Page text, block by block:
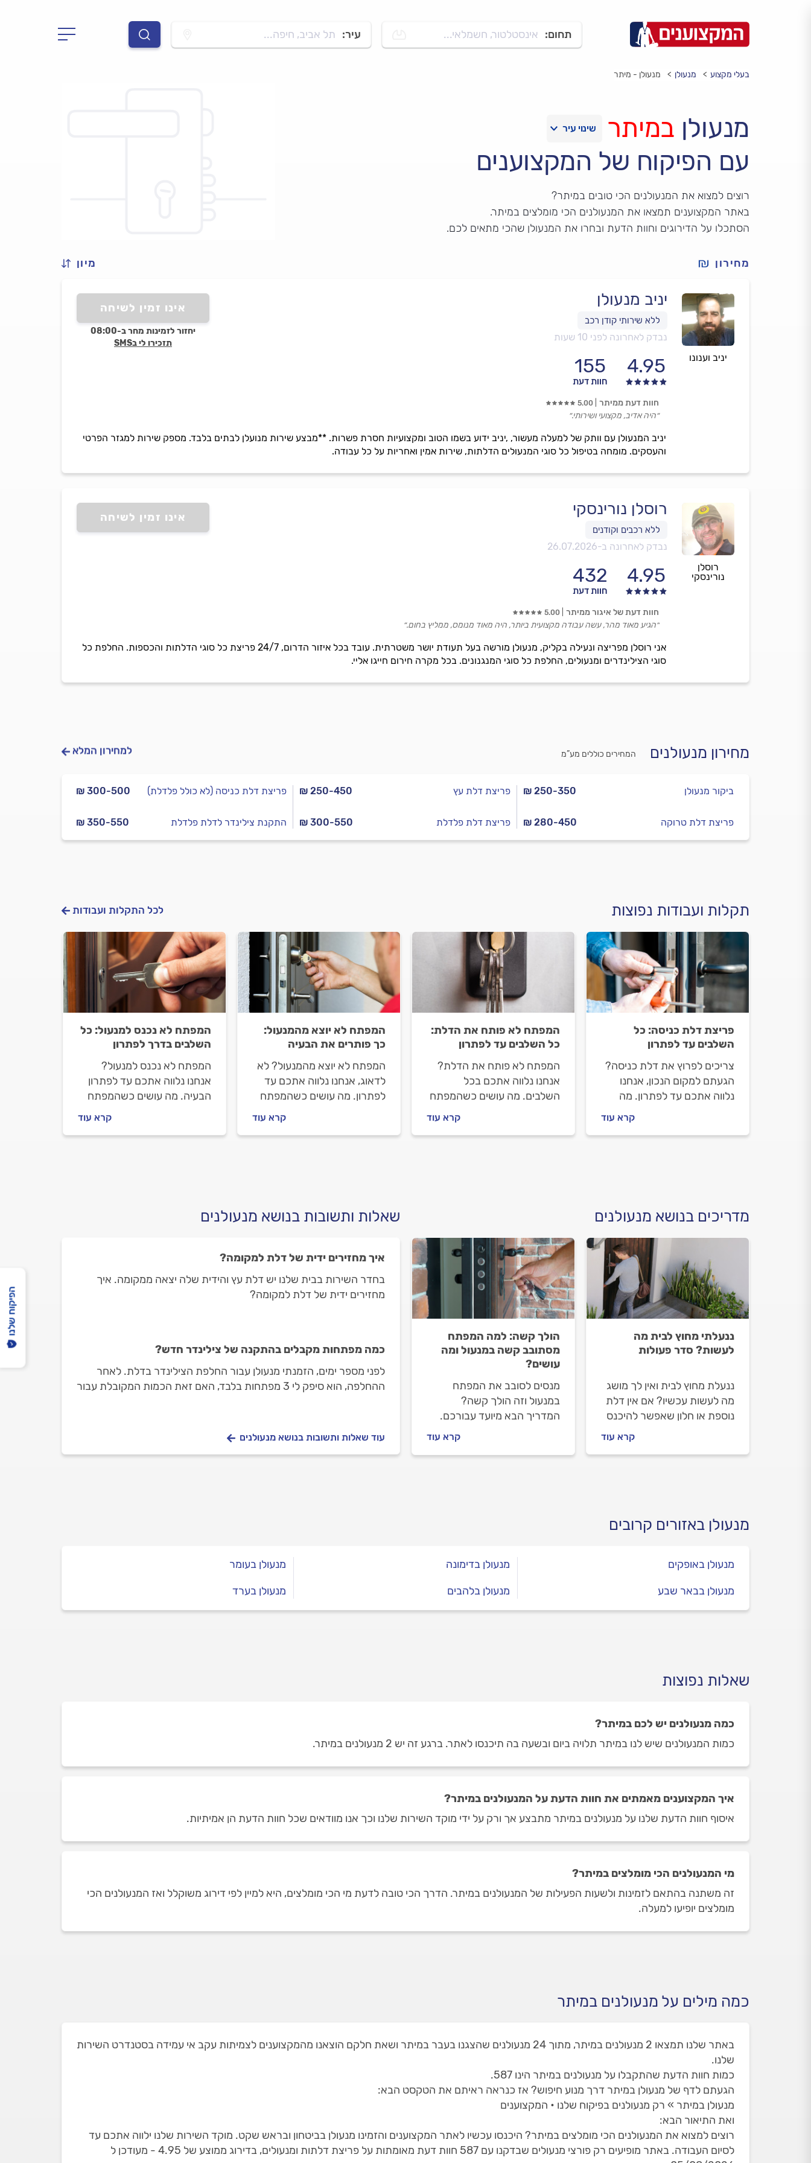
תחום: אינסטלטור, חשמלאי... עיר: תל אביב, חיפה...
בעלי מקצוע מנעולן מנעולן - מיתר
מנעולן במיתר
עם הפיקוח של המקצוענים
רוצים למצוא את המנעולנים הכי טובים במיתר?
באתר המקצוענים תמצאו את המנעולנים הכי מומלצים במיתר.
הסתכלו על הדירוגים וחוות הדעת ובחרו את המנעולן שהכי מתאים לכם.
מחירון מיון
יניב וענונו
יניב מנעולן
נבדק לאחרונה לפני 10 שעות
4.95
155
חוות דעת
אינו זמין לשיחה
יחזור לזמינות מחר ב-08:00
תזכירו לי בSMS
יניב המנעולן עם וותק של למעלה מעשור, ,יניב ידוע בשמו הטוב ומקצועיות חסרת פשרות. **מבצע שירות מנועלן לבתים בלבד. מספק שירות למגזר הפרטי
והעסקים. מומחה בטיפול כל סוגי המנעולים הדלתות, שירות אמין ואחריות על כל עבודה.
חוות דעת ממיתר 5.00
״היה אדיב, מקצועי ושירותי.״
רוסלן
נורינסקי
רוסלן נורינסקי
נבדק לאחרונה ב-26.07.2026
4.95
432
חוות דעת
אינו זמין לשיחה
אני רוסלן מפריצה ונעילה בקליק, מנעולן מורשה בעל תעודת יושר משטרתית. עובד בכל איזור הדרום, 24/7 פריצת כל סוגי הדלתות והכספות. החלפת כל
סוגי הצילינדרים ומנעולים, החלפת כל סוגי המנגנונים. בכל מקרה חירום חייגו אליי.
חוות דעת של איגור ממיתר 5.00
״הגיע מאוד מהר, עשה עבודה מקצועית ביותר, היה מאוד מנומס, ממליץ בחום.״
מחירון מנעולנים המחירים כוללים מע”מ למחירון המלא
₪ 250-350 ביקור מנעולן
₪ 280-450 פריצת דלת טרוקה
₪ 250-450 פריצת דלת עץ
₪ 300-550 פריצת דלת פלדלת
₪ 300-500 פריצת דלת כניסה (לא כולל פלדלת)
₪ 350-550 התקנת צילינדר לדלת פלדלת
תקלות ועבודות נפוצות לכל התקלות ועבודות
פריצת דלת כניסה: כל
השלבים עד לפתרון
צריכים לפרוץ את דלת כניסה?
הגעתם למקום הנכון, אנחנו
נלווה אתכם עד לפתרון. מה
כניסה, איך מתנהלים מול
המנעולן וכמה תעלה פריצת
קרא עוד
המפתח לא פותח את הדלת:
כל השלבים עד לפתרון
המפתח לא פותח את הדלת?
אנחנו נלווה אתכם בכל
השלבים. מה עושים כשהמפתח
מתנהלים מול המנעולן וכמה
תעלה העבודה? התשובות
קרא עוד
המפתח לא יוצא מהמנעול:
כך פותרים את הבעיה
המפתח לא יוצא מהמנעול? לא
לדאוג, אנחנו נלווה אתכם עד
לפתרון. מה עושים כשהמפתח
מול המנעולן וכמה העבודה
עולה? כל התשובות לפניכם.
קרא עוד
המפתח לא נכנס למנעול: כל
השלבים בדרך לפתרון
המפתח לא נכנס למנעול?
אנחנו נלווה אתכם עד לפתרון
הבעיה. מה עושים כשהמפתח
מול המנעולן וכמה העבודה
עולה? כל התשובות לפניכם.
קרא עוד
מדריכים בנושא מנעולנים
ננעלתי מחוץ לבית מה
לעשות? סדר פעולות
ננעלת מחוץ לבית ואין לך מושג
מה לעשות עכשיו? אם אין דלת
נוספת או חלון שאפשר להיכנס
מנעולן. איזה מידע יש לספק לו
קרא עוד
הולך קשה: למה המפתח
מסתובב קשה במנעול ומה
עושים?
מנסים לסובב את המפתח
במנעול וזה הולך קשה?
המדריך הבא מיועד עבורכם.
שמזמינים מנעולן מקצועי?
המקצוענים עם כל התשובות.
קרא עוד
שאלות ותשובות בנושא מנעולנים
איך מחזירים ידית של דלת למקומה?
בחדר השירות בבית שלנו יש דלת עץ והידית שלה יצאה ממקומה. איך
מחזירים ידית של דלת למקומה?
כמה מפתחות מקבלים בהתקנה של צילינדר חדש?
לפני מספר ימים, הזמנתי מנעולן עבור החלפת הצילינדר בדלת. לאחר
ההחלפה, הוא סיפק לי 3 מפתחות בלבד, האם זאת הכמות המקובלת עבור
עוד שאלות ותשובות בנושא מנעולנים
מנעולן באזורים קרובים
מנעולן באופקים
מנעולן בבאר שבע
מנעולן בדימונה
מנעולן בלהבים
מנעולן בעומר
מנעולן בערד
שאלות נפוצות
כמה מנעולנים יש לכם במיתר?
כמות המנעולנים שיש לנו במיתר תלויה ביום ובשעה בה תיכנסו לאתר. ברגע זה יש 2 מנעולנים במיתר.
איך המקצוענים מאמתים את חוות הדעת על המנעולנים במיתר?
איסוף חוות הדעת שלנו על מנעולנים במיתר מתבצע אך ורק על ידי מוקד השירות שלנו וכך אנו מוודאים שכל חוות הדעת הן אמיתיות.
מי המנעולנים הכי מומלצים במיתר?
זה משתנה בהתאם לזמינות ולשעות הפעילות של המנעולנים במיתר. הדרך הכי טובה לדעת מי הכי מומלצים, היא למיין לפי דירוג משוקלל ואז המנעולנים הכי
מומלצים יופיעו למעלה.
כמה מילים על מנעולנים במיתר
באתר שלנו תמצאו 2 מנעולנים במיתר, מתוך 24 מנעולנים שהצגנו בעבר במיתר ושאת חלקם הוצאנו מהמקצוענים לצמיתות עקב אי עמידה בסטנדרט השירות
שלנו.
כמות חוות הדעת שהתקבלו על מנעולנים במיתר הינו 587.
הגעתם לדף של מנעולן במיתר דרך מנוע חיפוש? אז כנראה ראיתם את הטקסט הבא:
מנעולן במיתר » רק מנעולנים בפיקוח שלנו • המקצוענים
ואת התיאור הבא:
רוצים למצוא את המנעולנים הכי מומלצים במיתר? היכנסו עכשיו לאתר המקצוענים והזמינו מנעולן בביטחון ובראש שקט. מוקד השירות שלנו ילווה אתכם עד
לסיום העבודה. באתר מופיעים רק פורצי מנעולים שבדקנו עם 587 חוות דעת מאומתות על פריצת דלתות ומנעולים, בדירוג ממוצע של 4.95 - מעודכן ל
הפיקוח שלנו